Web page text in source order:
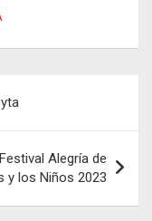
Alegría de
y los Niños 2023